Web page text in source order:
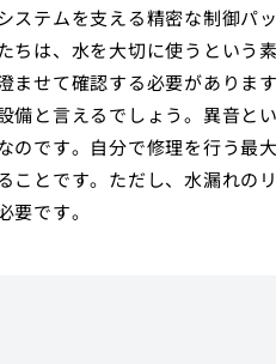
ステムを支える精密な制御パ
ちは、水を大切に使うという
ませて確認する必要がありま
備と言えるでしょう。異音と
のです。自分で修理を行う最
ことです。ただし、水漏れの
です。